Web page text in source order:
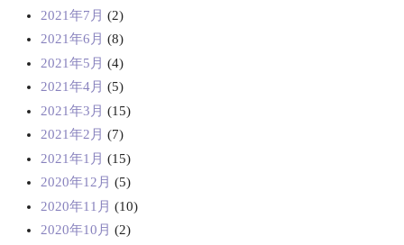
2021年7月 (2)
2021年6月 (8)
2021年5月 (4)
2021年4月 (5)
2021年3月 (15)
2021年2月 (7)
2021年1月 (15)
2020年12月 (5)
2020年11月 (10)
2020年10月 (2)